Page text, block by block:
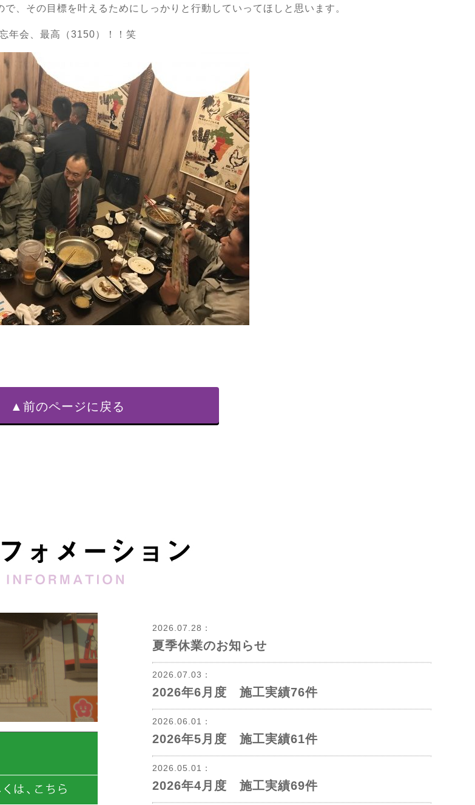
、その目標を叶えるためにしっかりと行動していってほしと思います。
年会、最高（3150）！！笑
▲前のページに戻る
2026.07.28：
夏季休業のお知らせ
2026.07.03：
2026年6月度 施工実績76件
2026.06.01：
2026年5月度 施工実績61件
2026.05.01：
2026年4月度 施工実績69件